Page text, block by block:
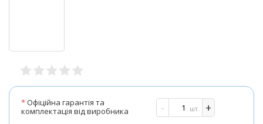
*Офіційна гарантія та
комплектація від виробника
- +
шт.